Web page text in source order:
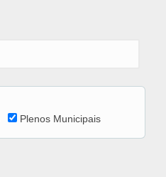
Plenos Municipais